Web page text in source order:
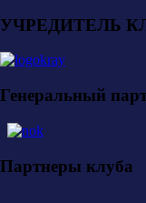
УЧРЕДИТЕЛЬ
Генеральный
Партнеры клуба